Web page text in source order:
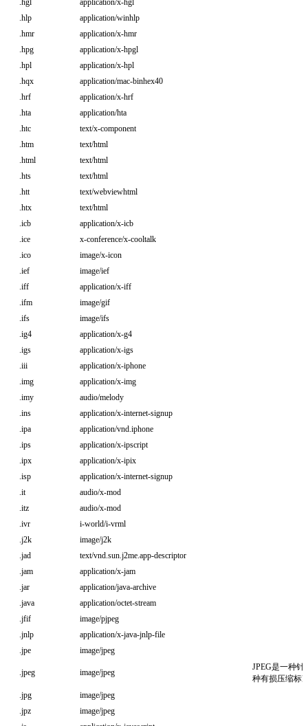
.hgl
application/x-hgl
.hlp
application/winhlp
.hmr
application/x-hmr
.hpg
application/x-hpgl
.hpl
application/x-hpl
.hqx
application/mac-binhex40
.hrf
application/x-hrf
.hta
application/hta
.htc
text/x-component
.htm
text/html
.html
text/html
.hts
text/html
.htt
text/webviewhtml
.htx
text/html
.icb
application/x-icb
.ice
x-conference/x-cooltalk
.ico
image/x-icon
.ief
image/ief
.iff
application/x-iff
.ifm
image/gif
.ifs
image/ifs
.ig4
application/x-g4
.igs
application/x-igs
.iii
application/x-iphone
.img
application/x-img
.imy
audio/melody
.ins
application/x-internet-signup
.ipa
application/vnd.iphone
.ips
application/x-ipscript
.ipx
application/x-ipix
.isp
application/x-internet-signup
.it
audio/x-mod
.itz
audio/x-mod
.ivr
i-world/i-vrml
.j2k
image/j2k
.jad
text/vnd.sun.j2me.app-descriptor
.jam
application/x-jam
.jar
application/java-archive
.java
application/octet-stream
.jfif
image/pjpeg
.jnlp
application/x-java-jnlp-file
.jpe
image/jpeg
.jpeg image/jpeg
JPEG是一种
种有损压缩标
.jpg
image/jpeg
.jpz
image/jpeg